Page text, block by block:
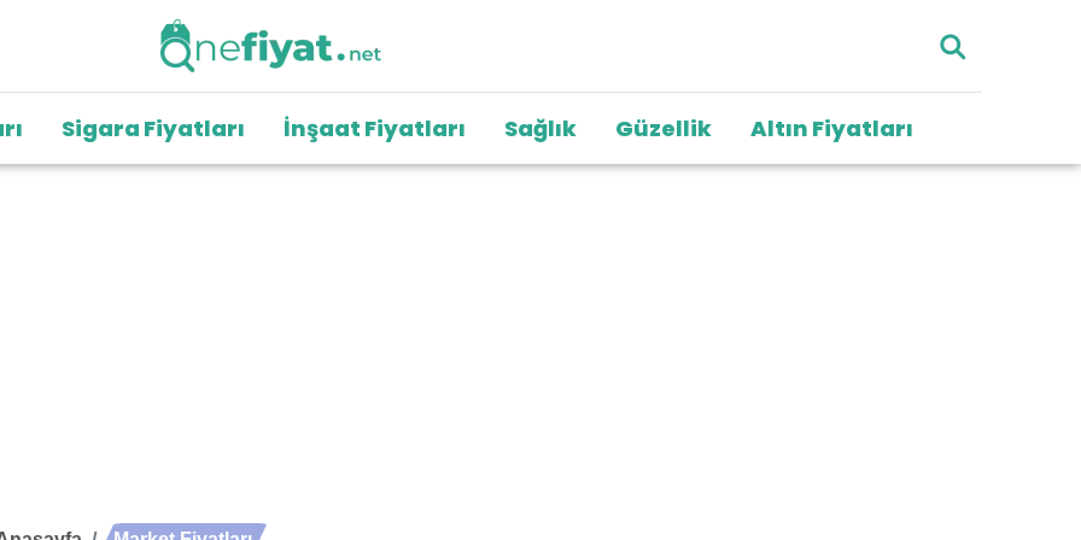
Sigara Fiyatları İnşaat Fiyatları Sağlık Güzellik Altın Fiyatları